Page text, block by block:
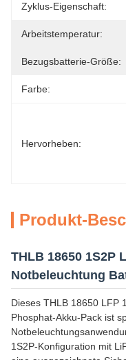
Zyklus-Eigenschaft:
Arbeitstemperatur:
Bezugsbatterie-Größe:
Farbe:
Hervorheben:
Produkt-
THLB 18650 1S2P
Notbeleuchtung
Dieses THLB 18650 LFP
Phosphat-Akku-Pack ist
1S2P-Konfiguration mit